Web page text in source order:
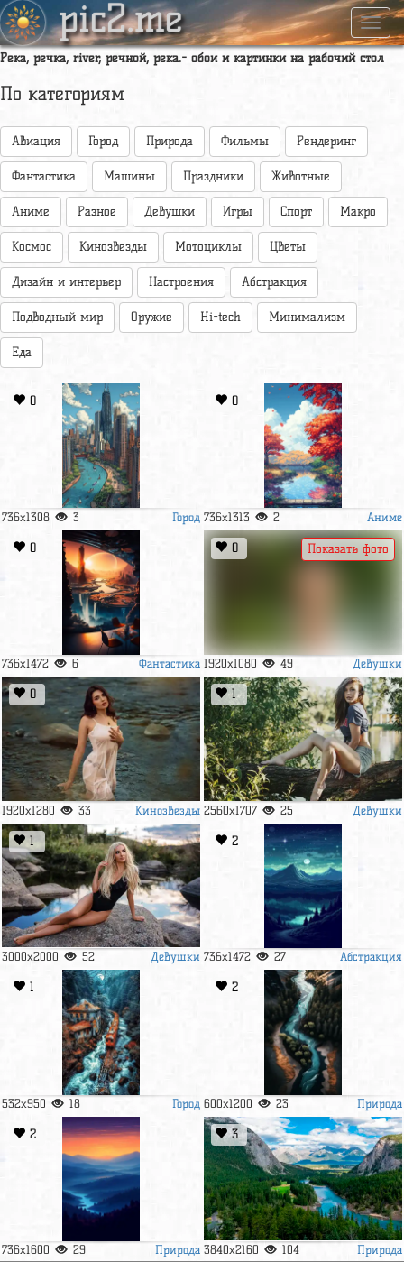
pic2.me
Река, речка, river, речной, река.- обои и картинки на рабочий стол
По категориям
Авиация Город Природа Фильмы Рендеринг
Фантастика Машины Праздники Животные
Аниме Разное Девушки Игры Спорт Макро
Космос Кинозвезды Мотоциклы Цветы
Дизайн и интерьер Настроения Абстракция
Подводный мир Оружие Hi-tech Минимализм
Еда
0
736x1308 3 Город
0
736x1313 2 Аниме
0
736x1472 6 Фантастика
0
1920x1080 49 Девушки
Показать фото
0
1920x1280 33 Кинозвезды
1
2560x1707 25 Девушки
1
3000x2000 52 Девушки
2
736x1472 27 Абстракция
1
532x950 18 Город
2
600x1200 23 Природа
2
736x1600 29 Природа
3
3840x2160 104 Природа